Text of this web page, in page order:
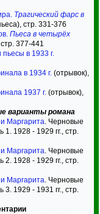
Трагический фарс в
стр. 331-376
Пьеса в четырёх
377-441
пьесы в 1933 г.
в 1934 г. (отрывок),
1937 г. (отрывок),
варианты романа
Маргарита. Черновые
1928 - 1929 гг., стр.
Маргарита. Черновые
1928 - 1929 гг., стр.
Маргарита. Черновые
1929 - 1931 гг., стр.